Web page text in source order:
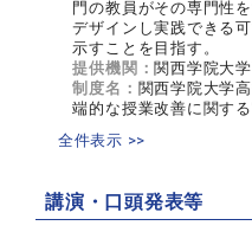
門の教員がその専門性
デザインし実践できる
示すことを目指す。
提供機関： 関西学院大
制度名： 関西学院大学
端的な授業改善に関す
全件表示 >>
講演・口頭発表等